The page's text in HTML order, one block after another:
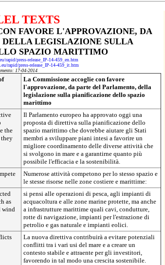
TEXTS
FAVORE L'APPROVAZIONE, DA
LEGISLAZIONE SULLA
SPAZIO MARITTIMO
rapid/press-release_IP-14-459_en.htm
rapid/press-release_IP-14-459_it.htm
17-04-2014
La Commissione accoglie con favore
l'approvazione, da parte del Parlamento, della
legislazione sulla pianificazione dello spazio
marittimo
the
they
Il Parlamento europeo ha approvato oggi una
proposta di direttiva sulla pianificazione dello
spazio marittimo che dovrebbe aiutare gli Stati
membri a sviluppare piani intesi a favorire un
migliore coordinamento delle diverse attività che
si svolgono in mare e a garantirne quanto più
possibile l'efficacia e la sostenibilità.
Numerose attività competono per lo stesso spazio e
le stesse risorse nelle zone costiere e marittime:
as
wind
si pensi alle operazioni di pesca, agli impianti di
acquacoltura e alle zone marine protette, ma anche
a infrastrutture marittime quali cavi, condutture,
rotte di navigazione, impianti per l'estrazione di
petrolio e gas naturale e impianti eolici.
La nuova direttiva contribuirà a evitare potenziali
conflitti tra i vari usi del mare e a creare un
contesto stabile e attraente per gli investitori,
favorendo in tal modo una crescita sostenibile.